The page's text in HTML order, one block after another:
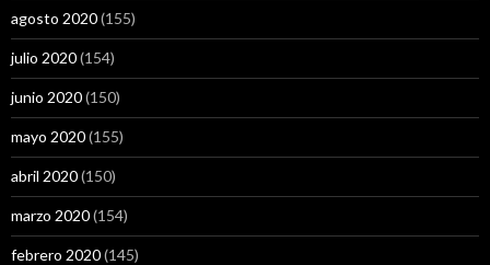
agosto 2020(155)
julio 2020(154)
junio 2020(150)
mayo 2020(155)
abril 2020(150)
marzo 2020(154)
febrero 2020(145)